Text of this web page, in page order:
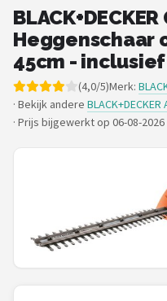
Merken
Blog
Borderplanten
Grasmaaiers
Onkruidbranders
Shop
Heggenschaar
45cm -
(4,0/5)Merk:
· Bekijk andere
· Prijs bijgewerkt op 06-08-2026